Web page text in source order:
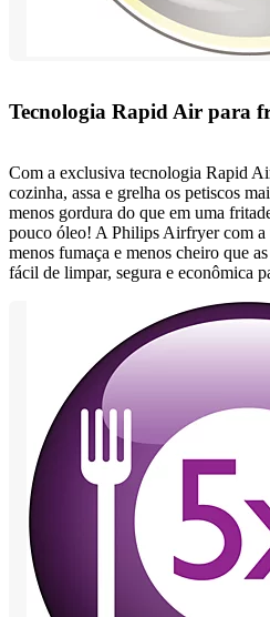
Tecnologia Rapid Air para
Com a exclusiva tecnologia Rapid
cozinha, assa e grelha os petiscos
menos gordura do que em uma
pouco óleo! A Philips Airfryer com
menos fumaça e menos cheiro que
fácil de limpar, segura e econômica